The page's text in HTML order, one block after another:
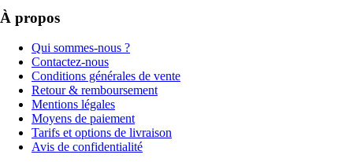
À propos
Qui sommes-nous ?
Contactez-nous
Conditions générales de vente
Retour & remboursement
Mentions légales
Moyens de paiement
Tarifs et options de livraison
Avis de confidentialité